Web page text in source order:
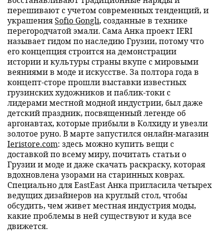
перешивают с учетом современных тенденций, и
украшенияSofio Gongli, созданные в технике
перегородчатой эмали. Сама Анка проект IERI
называет гидом по наследию Грузии, потому что
его концепция строится на демонстрации
истории и культуры страны вкупе с мировыми
веяниями в моде и искусстве. За полтора года в
концепт-сторе прошли выставки известных
грузинских художников и паблик-токи с
лидерами местной модной индустрии, был даже
детский праздник, посвященный легенде об
аргонавтах, которые прибыли в Колхиду и увезли
золотое руно. В марте запустился онлайн-магазин
Ieristore.com: здесь можно купить вещи с
доставкой по всему миру, почитать статьи о
Грузии и моде и даже скачать раскраску, которая
вдохновлена узорами на старинных коврах.
Специально для EastEast Анка пригласила четырех
ведущих дизайнеров на круглый стол, чтобы
обсудить, чем живет местная индустрия моды,
какие проблемы в ней существуют и куда все
движется.